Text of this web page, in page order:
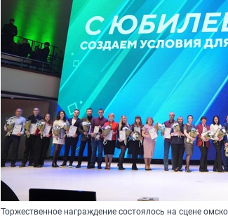
Торжественное награждение состоялось на сцене